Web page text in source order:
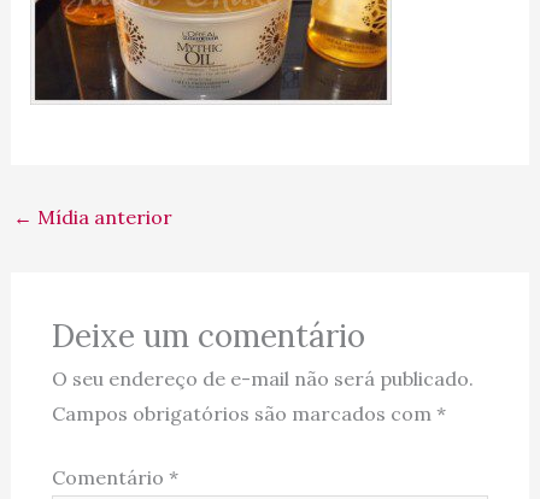
← Mídia anterior
Deixe um comentário
O seu endereço de e-mail não será publicado.
Campos obrigatórios são marcados com *
Comentário *